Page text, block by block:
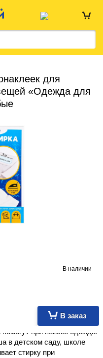
для
«Одежда для
В наличии
В заказ
вещь ребенку в
при поиске одежды
в детском саду, школе
стирку при